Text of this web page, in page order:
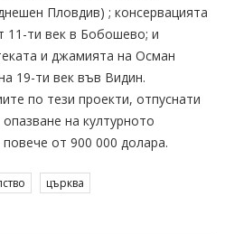
Пловдив) ; консервацията
11-ти век в Бобошево; и
и джамията на Осман
19-ти век във Видин.
по тези проекти, отпуснати
на културното
от 900 000 долара.
църква